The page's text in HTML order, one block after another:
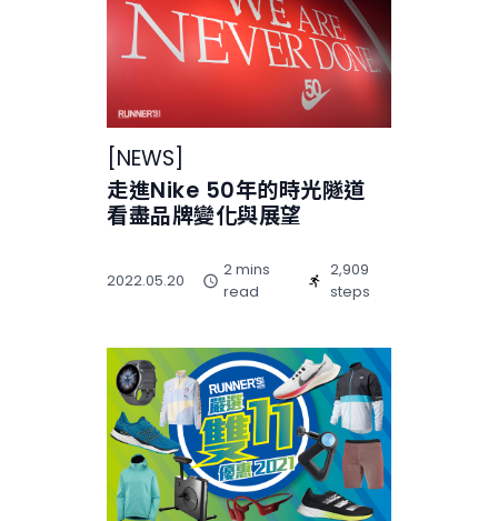
[NEWS]
走進Nike 50年的時光隧道
看盡品牌變化與展望
2022.05.20
2 mins
read
2,909
steps